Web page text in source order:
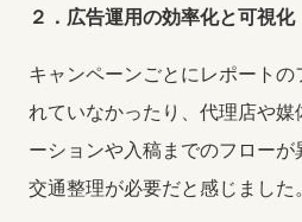
２．広告運用の効率化と可視化
キャンペーンごとにレポート
れていなかったり、代理店や
ーションや入稿までのフロー
交通整理が必要だと感じました。